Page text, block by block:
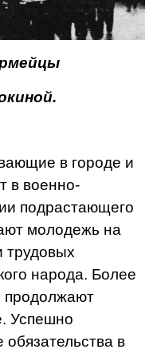
в городе и
в военно-
подрастающего
молодежь на
трудовых
народа. Более
продолжают
Успешно
в